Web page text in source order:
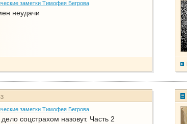
заметки Тимофея Бегрова
неудачи
заметки Тимофея Бегрова
соцстрахом назовут. Часть 2